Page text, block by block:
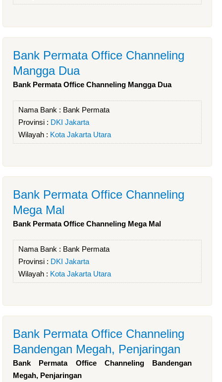
Bank Permata Office Channeling
Mangga Dua
Bank Permata Office Channeling Mangga Dua
Nama Bank : Bank Permata
Provinsi : DKI Jakarta
Wilayah : Kota Jakarta Utara
Bank Permata Office Channeling
Mega Mal
Bank Permata Office Channeling Mega Mal
Nama Bank : Bank Permata
Provinsi : DKI Jakarta
Wilayah : Kota Jakarta Utara
Bank Permata Office Channeling
Bandengan Megah, Penjaringan
Bank Permata Office Channeling Bandengan
Megah, Penjaringan